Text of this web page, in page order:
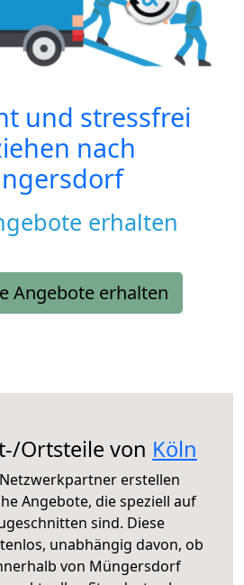
und stressfrei
nach
erhalten
Angebote erhalten
Ortsteile von Köln
erstellen
Angebote, die speziell auf
sind. Diese
unabhängig davon, ob
von Müngersdorf